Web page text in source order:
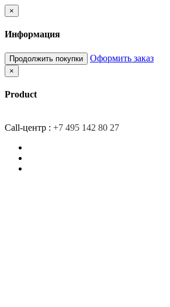
×
Информация
Продолжить покупки Оформить заказ
×
Product
Call-центр : +7 495 142 80 27